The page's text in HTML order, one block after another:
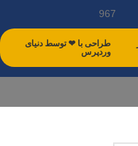
967
طراحی با ❤ توسط​ دنیای
وردپرس